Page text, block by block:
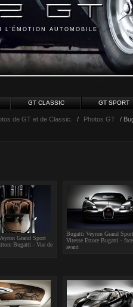
L'ÉMOTION AUTOMOBILE
GT CLASSIC GT SPORT
de GT et de Classic. / Photos GT /
Grand Sport
Bugatti - Vue de
Bugatti Veyron Grand Sport
Vitesse Ettore Bugatti - face
avant